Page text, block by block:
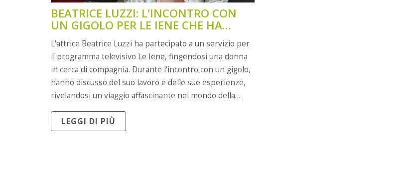
BEATRICE LUZZI: L'INCONTRO CON
UN GIGOLO PER LE IENE CHE HA
CHIUSO IN 600EURO
L'attrice Beatrice Luzzi ha partecipato a un servizio per
il programma televisivo Le Iene, fingendosi una donna
in cerca di compagnia. Durante l'incontro con un gigolo,
hanno discusso del suo lavoro e delle sue esperienze,
rivelandosi un viaggio affascinante nel mondo della
LEGGI DI PIÙ